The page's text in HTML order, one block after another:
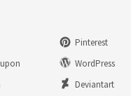
Pinterest
WordPress
Deviantart